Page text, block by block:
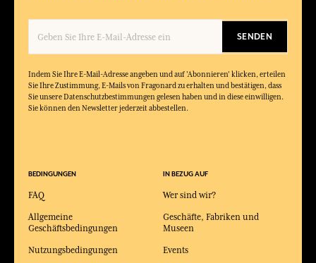
SENDEN
Indem Sie Ihre E-Mail-Adresse angeben und auf 'Abonnieren' klicken, erteilen
Sie Ihre Zustimmung, E-Mails von Fragonard zu erhalten und bestätigen, dass
Sie unsere Datenschutzbestimmungen gelesen haben und in diese einwilligen.
Sie können den Newsletter jederzeit abbestellen.
BEDINGUNGEN
FAQ
Allgemeine
Geschäftsbedingungen
Nutzungsbedingungen
IN BEZUG AUF
Wer sind wir?
Geschäfte, Fabriken und
Museen
Events